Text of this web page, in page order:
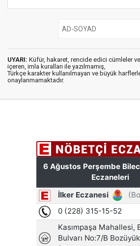
UYARI: Küfür, hakaret, rencide edici cümleler
içeren, imla kuralları ile yazılmamış,
Türkçe karakter kullanılmayan ve büyük
onaylanmamaktadır.